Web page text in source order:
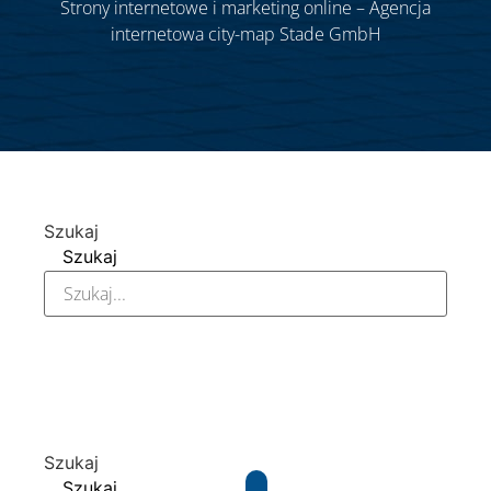
Strony internetowe i marketing online – Agencja
internetowa city-map Stade GmbH
Szukaj
Szukaj
Szukaj